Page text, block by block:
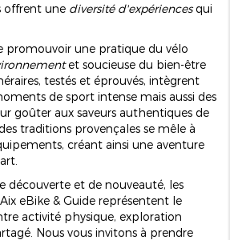
offrent une diversité d'expériencesqui
promouvoir une pratique du vélo
et soucieuse du bien-être
testés et éprouvés, intègrent
de sport intense mais aussi des
goûter aux saveurs authentiques de
traditions provençales se mêle à
créant ainsi une aventure
découverte et de nouveauté, les
eBike & Guide représentent le
activité physique, exploration
Nous vous invitons à prendre